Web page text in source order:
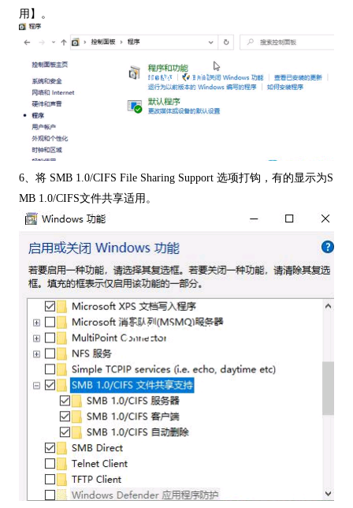
用】。
6、将 SMB 1.0/CIFS File Sharing Support 选项打钩，有的显示为S
MB 1.0/CIFS文件共享适用。